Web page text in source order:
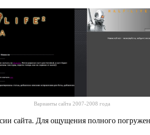
Варианты сайта 2007-2008 года
сайта. Для ощущения полного